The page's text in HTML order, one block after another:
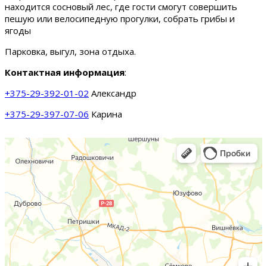
находится сосновый лес, где гости смогут совершить
пешую или велосипедную прогулки, собрать грибы и
ягоды
Парковка, выгул, зона отдыха.
Контактная информация:
+375-29-392-01-02 Александр
+375-29-397-07-06 Карина